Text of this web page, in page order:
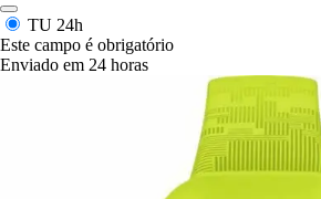
TU 24h
Este campo é obrigatório
Enviado em 24 horas